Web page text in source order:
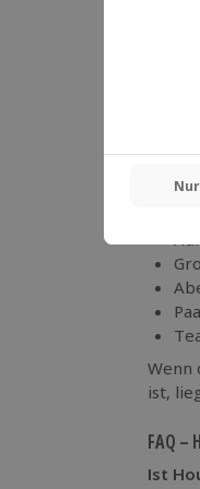
Wenn
ist,
FAQ –
Ist